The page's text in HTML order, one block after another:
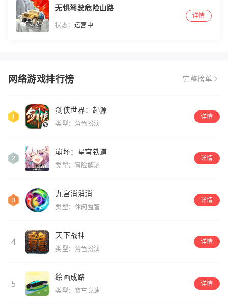
无惧驾驶危险山路
状态： 运营中
详情
网络游戏排行榜 完整榜单
剑侠世界：起源
类型：角色扮演
详情
崩坏：星穹铁道
类型：冒险解谜
详情
九宫消消消
类型：休闲益智
详情
4
天下战神
类型：角色扮演
详情
5
绘画成路
类型：赛车竞速
详情